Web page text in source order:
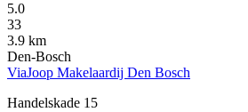
5.0
33
3.9 km
Den-Bosch
ViaJoop Makelaardij Den Bosch
Handelskade 15